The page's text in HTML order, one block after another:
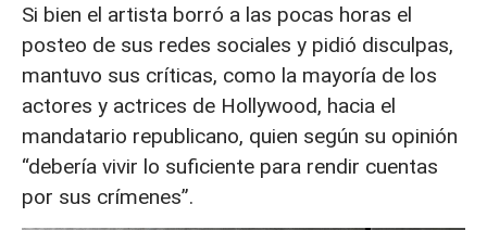
Si bien el artista borró a las pocas horas el
posteo de sus redes sociales y pidió disculpas,
mantuvo sus críticas, como la mayoría de los
actores y actrices de Hollywood, hacia el
mandatario republicano, quien según su opinión
“debería vivir lo suficiente para rendir cuentas
por sus crímenes”.